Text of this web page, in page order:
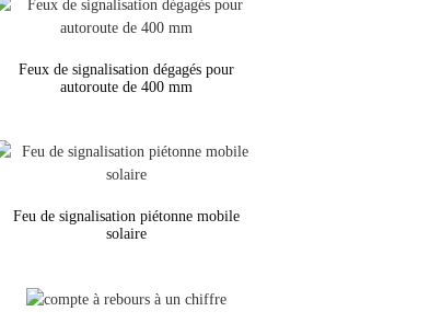
Feux de signalisation dégagés pour
autoroute de 400 mm
Feu de signalisation piétonne mobile
solaire